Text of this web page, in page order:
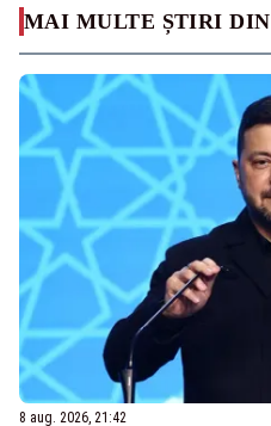
MAI MULTE ȘTIRI DIN
8 aug. 2026, 21:42